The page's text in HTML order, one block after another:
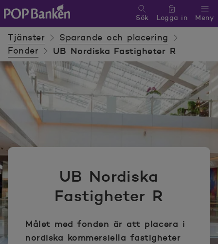
POP banken, till hemsidan
Meny
Sök Logga in
Tjänster
Sparande och placering
Fonder
UB Nordiska Fastigheter R
UB Nordiska
Fastigheter R
Målet med fonden är att placera i
nordiska kommersiella fastigheter